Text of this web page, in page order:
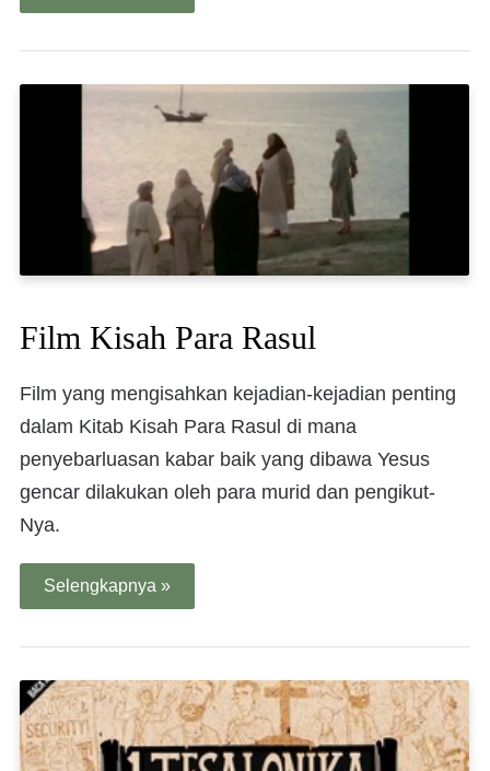
Film Kisah Para Rasul
Film yang mengisahkan kejadian-kejadian penting
dalam Kitab Kisah Para Rasul di mana
penyebarluasan kabar baik yang dibawa Yesus
gencar dilakukan oleh para murid dan pengikut-
Nya.
Selengkapnya »